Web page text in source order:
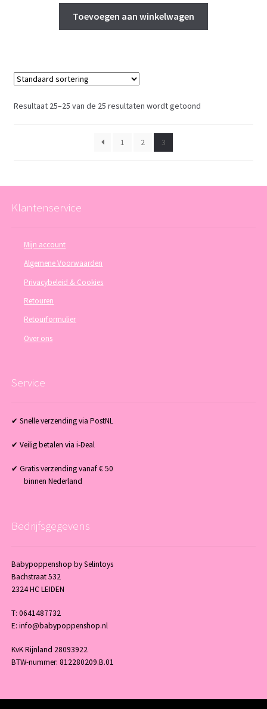
Toevoegen aan winkelwagen
Resultaat 25–25 van de 25 resultaten wordt getoond
1 2 3
Klantenservice
Mijn account
Algemene Voorwaarden
Privacybeleid & Cookies
Retouren
Retourformulier
Over ons
Service
✔ Snelle verzending via PostNL
✔ Veilig betalen via i-Deal
✔ Gratis verzending vanaf € 50
binnen Nederland
Bedrijfsgegevens
Babypoppenshop by Selintoys
Bachstraat 532
2324 HC LEIDEN
T: 0641487732
E: info@babypoppenshop.nl
KvK Rijnland 28093922
BTW-nummer: 812280209.B.01